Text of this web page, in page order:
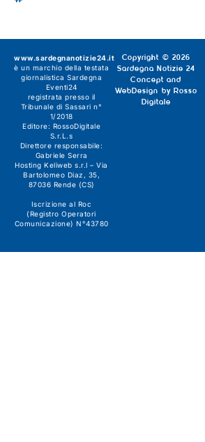
Copyright © 2026
Sardegna Notizie 24
Concept and
WebDesign by Rosso
Digitale
www.sardegnanotizie24.it
è un marchio della testata
giornalistica Sardegna
Eventi24
registrata presso il
Tribunale di Sassari n°
1/2018
Editore: RossoDigitale
S.r.L.s
Direttore responsabile:
Gabriele Serra
Hosting Keliweb s.r.l – Via
Bartolomeo Diaz, 35,
87036 Rende (CS)
Iscrizione al Roc
(Registro Operatori
Comunicazione) N°43780